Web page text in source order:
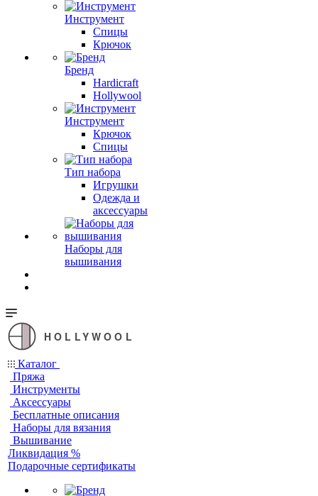
Инструмент
Спицы
Крючок
Бренд
Hardicraft
Hollywool
Инструмент
Крючок
Спицы
Тип набора
Игрушки
Одежда и
аксессуары
Наборы для
вышивания
HOLLYWOOL
Каталог
Пряжа
Инструменты
Аксессуары
Бесплатные описания
Наборы для вязания
Вышивание
Ликвидация %
Подарочные сертификаты